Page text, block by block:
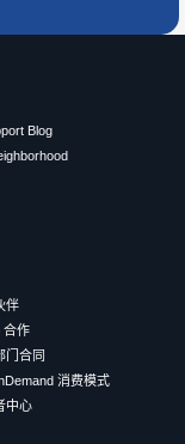
Blog
伴
合作
门合同
消费模式
中心